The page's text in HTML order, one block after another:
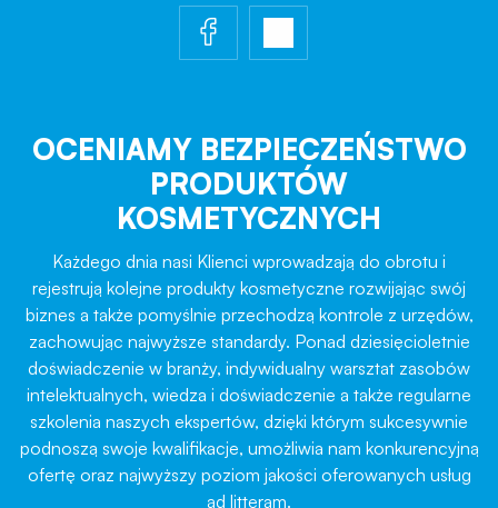
OCENIAMY BEZPIECZEŃSTWO
PRODUKTÓW
KOSMETYCZNYCH
Każdego dnia nasi Klienci wprowadzają do obrotu i
rejestrują kolejne produkty kosmetyczne rozwijając swój
biznes a także pomyślnie przechodzą kontrole z urzędów,
zachowując najwyższe standardy. Ponad dziesięcioletnie
doświadczenie w branży, indywidualny warsztat zasobów
intelektualnych, wiedza i doświadczenie a także regularne
szkolenia naszych ekspertów, dzięki którym sukcesywnie
podnoszą swoje kwalifikacje, umożliwia nam konkurencyjną
ofertę oraz najwyższy poziom jakości oferowanych usług
ad litteram.